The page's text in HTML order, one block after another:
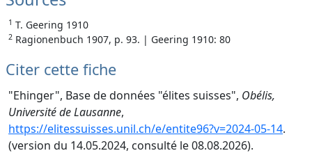
1 T. Geering 1910
2 Ragionenbuch 1907, p. 93. | Geering 1910: 80
Citer cette fiche
"Ehinger", Base de données "élites suisses", Obélis,
Université de Lausanne,
https://elitessuisses.unil.ch/e/entite96?v=2024-05-14.
(version du 14.05.2024, consulté le 08.08.2026).